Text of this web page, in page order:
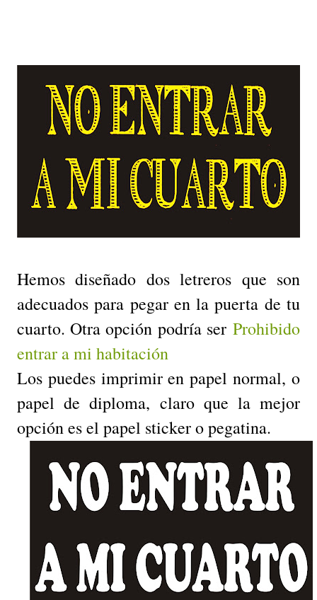
Hemos diseñado dos letreros que son
adecuados para pegar en la puerta de tu
cuarto. Otra opción podría ser Prohibido
entrar a mi habitación
Los puedes imprimir en papel normal, o
papel de diploma, claro que la mejor
opción es el papel sticker o pegatina.